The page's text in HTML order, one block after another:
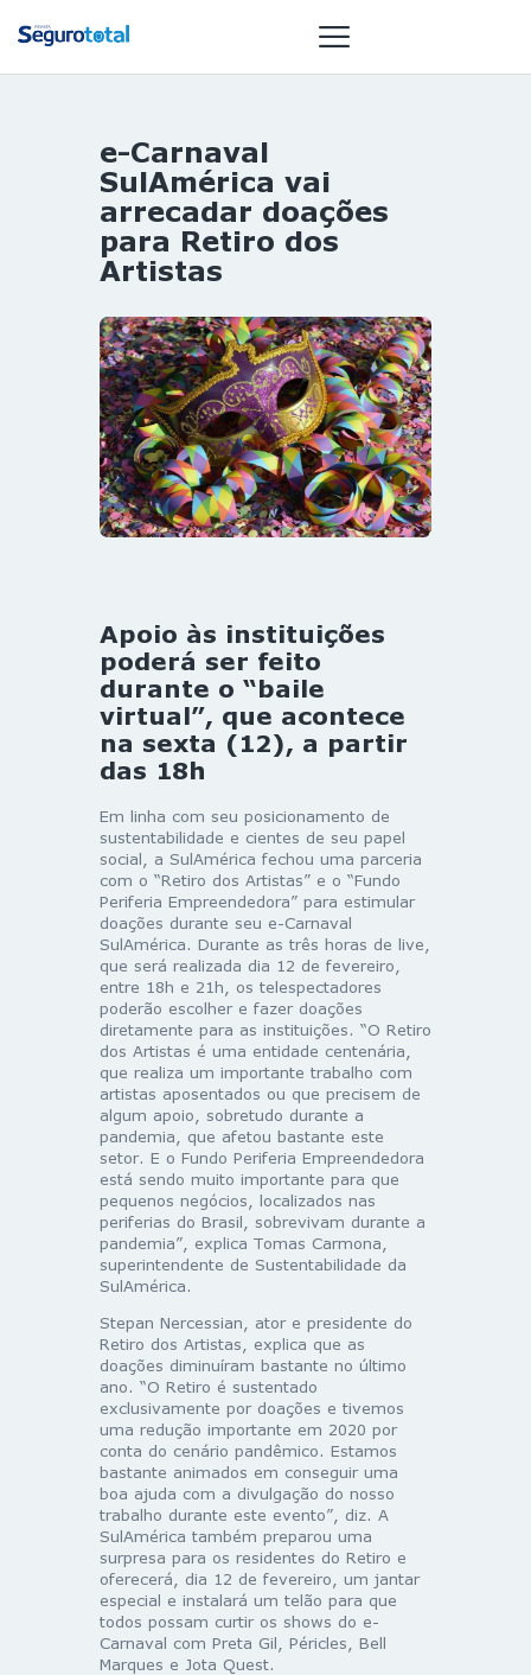
NOTÍCIAS
REVISTA
ESPECIAIS
GAIVOTA DE
ST SUMMIT
MULHERES
GESTORAS
HOMEST
HOME
e-Carnaval
SulAmérica vai
arrecadar doações
para Retiro dos
Artistas
Apoio às instituições
poderá ser feito
durante o “baile
virtual”, que acontece
na sexta (12), a partir
das 18h
Em linha com seu posicionamento de
sustentabilidade e cientes de seu papel
social, a SulAmérica fechou uma parceria
com o “Retiro dos Artistas” e o “Fundo
Periferia Empreendedora” para estimular
doações durante seu e-Carnaval
SulAmérica. Durante as três horas de live,
que será realizada dia 12 de fevereiro,
entre 18h e 21h, os telespectadores
poderão escolher e fazer doações
diretamente para as instituições. “O Retiro
dos Artistas é uma entidade centenária,
que realiza um importante trabalho com
artistas aposentados ou que precisem de
algum apoio, sobretudo durante a
pandemia, que afetou bastante este
setor. E o Fundo Periferia Empreendedora
está sendo muito importante para que
pequenos negócios, localizados nas
periferias do Brasil, sobrevivam durante a
pandemia”, explica Tomas Carmona,
superintendente de Sustentabilidade da
SulAmérica.
Stepan Nercessian, ator e presidente do
Retiro dos Artistas, explica que as
doações diminuíram bastante no último
ano. “O Retiro é sustentado
exclusivamente por doações e tivemos
uma redução importante em 2020 por
conta do cenário pandêmico. Estamos
bastante animados em conseguir uma
boa ajuda com a divulgação do nosso
trabalho durante este evento”, diz. A
SulAmérica também preparou uma
surpresa para os residentes do Retiro e
oferecerá, dia 12 de fevereiro, um jantar
especial e instalará um telão para que
todos possam curtir os shows do e-
Carnaval com Preta Gil, Péricles, Bell
Marques e Jota Quest.